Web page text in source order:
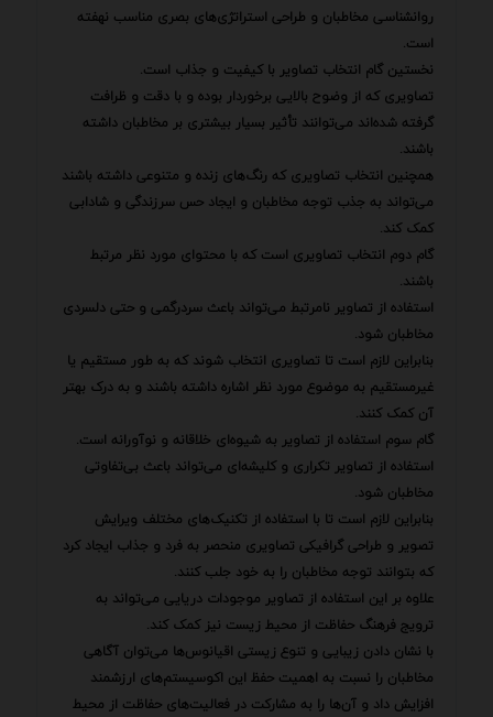
روانشناسی مخاطبان و طراحی استراتژی‌های بصری مناسب نهفته
است.
نخستین گام انتخاب تصاویر با کیفیت و جذاب است.
تصاویری که از وضوح بالایی برخوردار بوده و با دقت و ظرافت
گرفته شده‌اند می‌توانند تأثیر بسیار بیشتری بر مخاطبان داشته
باشند.
همچنین انتخاب تصاویری که رنگ‌های زنده و متنوعی داشته باشند
می‌تواند به جذب توجه مخاطبان و ایجاد حس سرزندگی و شادابی
کمک کند.
گام دوم انتخاب تصاویری است که با محتوای مورد نظر مرتبط
باشند.
استفاده از تصاویر نامرتبط می‌تواند باعث سردرگمی و حتی دلسردی
مخاطبان شود.
بنابراین لازم است تا تصاویری انتخاب شوند که به طور مستقیم یا
غیرمستقیم به موضوع مورد نظر اشاره داشته باشند و به درک بهتر
آن کمک کنند.
گام سوم استفاده از تصاویر به شیوه‌ای خلاقانه و نوآورانه است.
استفاده از تصاویر تکراری و کلیشه‌ای می‌تواند باعث بی‌تفاوتی
مخاطبان شود.
بنابراین لازم است تا با استفاده از تکنیک‌های مختلف ویرایش
تصویر و طراحی گرافیکی تصاویری منحصر به فرد و جذاب ایجاد کرد
که بتوانند توجه مخاطبان را به خود جلب کنند.
علاوه بر این استفاده از تصاویر موجودات دریایی می‌تواند به
ترویج فرهنگ حفاظت از محیط زیست نیز کمک کند.
با نشان دادن زیبایی و تنوع زیستی اقیانوس‌ها می‌توان آگاهی
مخاطبان را نسبت به اهمیت حفظ این اکوسیستم‌های ارزشمند
افزایش داد و آن‌ها را به مشارکت در فعالیت‌های حفاظت از محیط